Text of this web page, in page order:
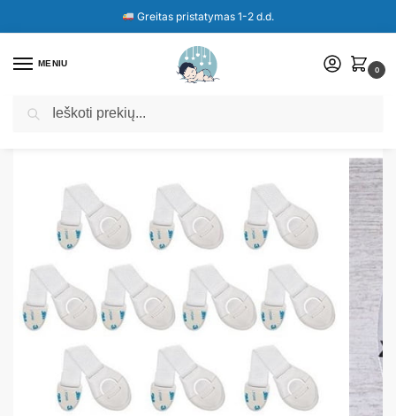
Greitas pristatymas 1-2 d.d.
MENIU
0
Pradžia Parduotuvė